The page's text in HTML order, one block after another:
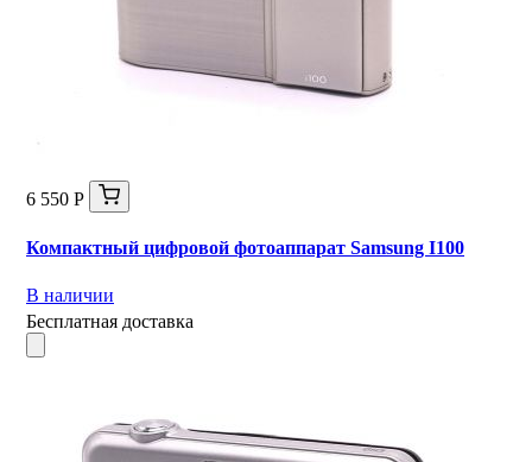
6 550 Р
Компактный цифровой фотоаппарат Samsung I100
В наличии
Бесплатная доставка